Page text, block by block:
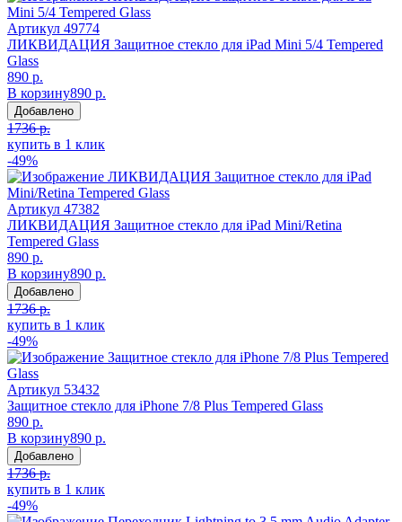
Артикул 49774
ЛИКВИДАЦИЯ Защитное стекло для iPad Mini 5/4 Tempered
Glass
890 р.
В корзину890 р.
Добавлено
1736 р.
купить в 1 клик
-49%
Артикул 47382
ЛИКВИДАЦИЯ Защитное стекло для iPad Mini/Retina
Tempered Glass
890 р.
В корзину890 р.
Добавлено
1736 р.
купить в 1 клик
-49%
Артикул 53432
Защитное стекло для iPhone 7/8 Plus Tempered Glass
890 р.
В корзину890 р.
Добавлено
1736 р.
купить в 1 клик
-49%